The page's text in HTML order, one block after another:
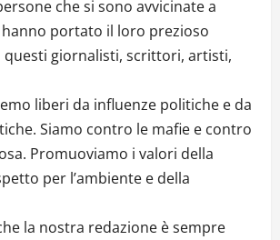
che si sono avvicinate a
hanno portato il loro prezioso
giornalisti, scrittori, artisti,
liberi da influenze politiche e da
Siamo contro le mafie e contro
Promuoviamo i valori della
per l’ambiente e della
la nostra redazione è sempre